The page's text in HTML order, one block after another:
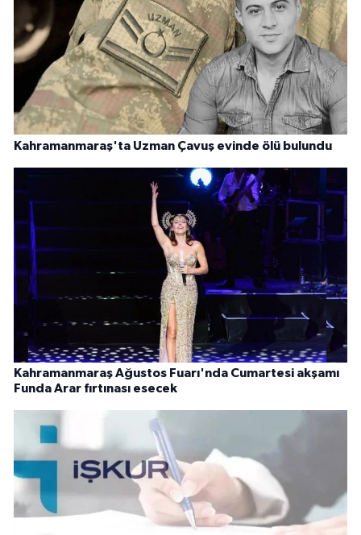
Kahramanmaraş'ta Uzman Çavuş evinde ölü bulundu
Kahramanmaraş Ağustos Fuarı'nda Cumartesi akşamı
Funda Arar fırtınası esecek